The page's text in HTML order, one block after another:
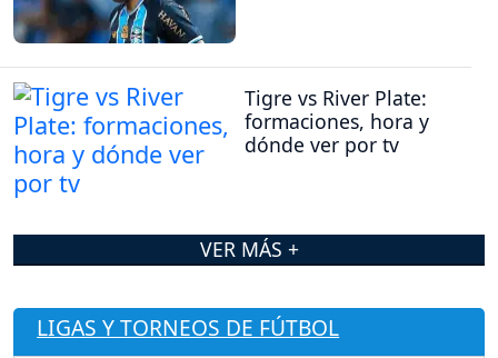
Tigre vs River Plate:
formaciones, hora y
dónde ver por tv
VER MÁS +
LIGAS Y TORNEOS DE FÚTBOL